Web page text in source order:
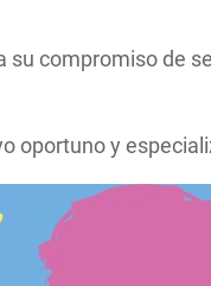
compromiso de
oportuno y